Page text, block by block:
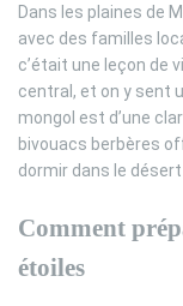
Dans les plaines de
avec des familles
c’était une leçon de
central, et on y sent
mongol est d’une
bivouacs berbères
dormir dans le
Comment
étoiles